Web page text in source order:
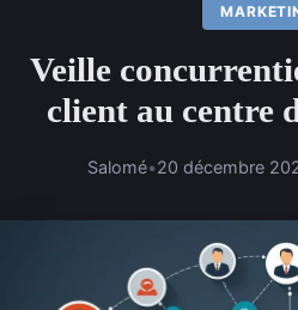
Veille
client au centre
Salomé•20 décembre